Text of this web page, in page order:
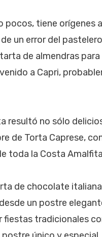
tiene orígenes
un error del
de almendras
a Capri,
resultó no sólo
de Torta Caprese,
toda la Costa
de chocolate
un postre
fiestas tradicionales